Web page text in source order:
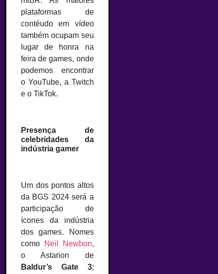
plataformas de
contéudo em vídeo
também ocupam seu
lugar de honra na
feira de games, onde
podemos encontrar
o YouTube, a Twitch
e o TikTok.
Presença de
celebridades da
indústria gamer
Um dos pontos altos
da BGS 2024 será a
participação de
ícones da indústria
dos games. Nomes
como
Neil Newbon,
o Astarion de
Baldur’s Gate 3;